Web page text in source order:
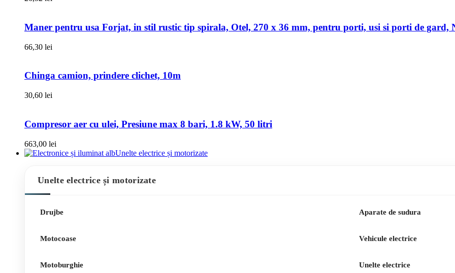
Maner pentru usa Forjat, in stil rustic tip spirala, Otel, 270 x 36 mm, pentru porti, usi si porti de gard,
66,30 lei
Chinga camion, prindere clichet, 10m
30,60 lei
Compresor aer cu ulei, Presiune max 8 bari, 1.8 kW, 50 litri
663,00 lei
Unelte electrice și motorizate
Unelte electrice și motorizate
Drujbe
Motocoase
Motoburghie
Aparate de sudura
Vehicule electrice
Unelte electrice